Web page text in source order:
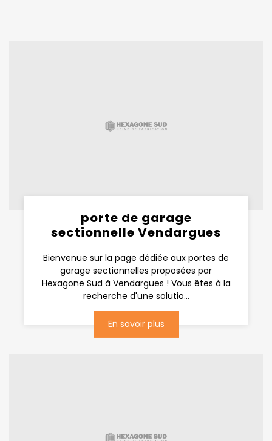
porte de garage
sectionnelle Vendargues
Bienvenue sur la page dédiée aux portes de
garage sectionnelles proposées par
Hexagone Sud à Vendargues ! Vous êtes à la
recherche d'une solutio...
En savoir plus